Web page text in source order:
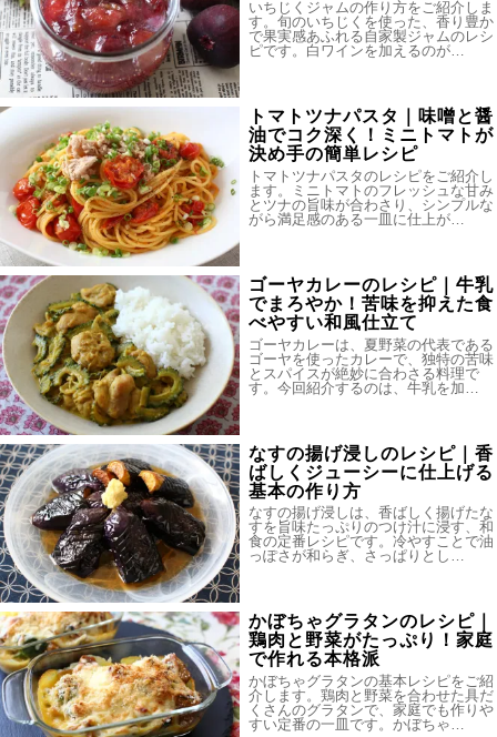
いちじくジャムの作り方をご紹介しま
す。旬のいちじくを使った、香り豊か
で果実感あふれる自家製ジャムのレシ
ピです。白ワインを加えるのが…
トマトツナパスタ｜味噌と醤
油でコク深く！ミニトマトが
決め手の簡単レシピ
トマトツナパスタのレシピをご紹介し
ます。ミニトマトのフレッシュな甘み
とツナの旨味が合わさり、シンプルな
がら満足感のある一皿に仕上が…
ゴーヤカレーのレシピ｜牛乳
でまろやか！苦味を抑えた食
べやすい和風仕立て
ゴーヤカレーは、夏野菜の代表である
ゴーヤを使ったカレーで、独特の苦味
とスパイスが絶妙に合わさる料理で
す。今回紹介するのは、牛乳を加…
なすの揚げ浸しのレシピ｜香
ばしくジューシーに仕上げる
基本の作り方
なすの揚げ浸しは、香ばしく揚げたな
すを旨味たっぷりのつけ汁に浸す、和
食の定番レシピです。冷やすことで油
っぽさが和らぎ、さっぱりとし…
かぼちゃグラタンのレシピ｜
鶏肉と野菜がたっぷり！家庭
で作れる本格派
かぼちゃグラタンの基本レシピをご紹
介します。鶏肉と野菜を合わせた具だ
くさんのグラタンで、家庭でも作りや
すい定番の一皿です。かぼちゃ…